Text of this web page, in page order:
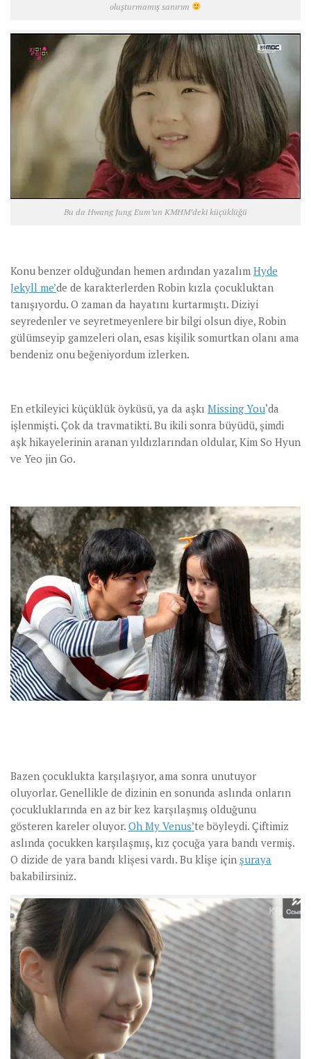
oluşturmamış sanırım
Bu da Hwang Jung Eum’un KMHM’deki küçüklüğü
Konu benzer olduğundan hemen ardından yazalım Hyde
Jekyll me’de de karakterlerden Robin kızla çocukluktan
tanışıyordu. O zaman da hayatını kurtarmıştı. Diziyi
seyredenler ve seyretmeyenlere bir bilgi olsun diye, Robin
gülümseyip gamzeleri olan, esas kişilik somurtkan olanı ama
bendeniz onu beğeniyordum izlerken.
En etkileyici küçüklük öyküsü, ya da aşkı Missing You‘da
işlenmişti. Çok da travmatikti. Bu ikili sonra büyüdü, şimdi
aşk hikayelerinin aranan yıldızlarından oldular, Kim So Hyun
ve Yeo jin Go.
Bazen çocuklukta karşılaşıyor, ama sonra unutuyor
oluyorlar. Genellikle de dizinin en sonunda aslında onların
çocukluklarında en az bir kez karşılaşmış olduğunu
gösteren kareler oluyor. Oh My Venus’te böyleydi. Çiftimiz
aslında çocukken karşılaşmış, kız çocuğa yara bandı vermiş.
O dizide de yara bandı klişesi vardı. Bu klişe için şuraya
bakabilirsiniz.